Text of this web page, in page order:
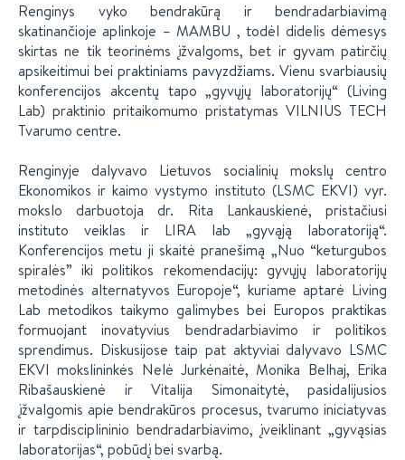
Renginys vyko bendrakūrą ir bendradarbiavimą
skatinančioje aplinkoje – MAMBU , todėl didelis dėmesys
skirtas ne tik teorinėms įžvalgoms, bet ir gyvam patirčių
apsikeitimui bei praktiniams pavyzdžiams. Vienu svarbiausių
konferencijos akcentų tapo „gyvųjų laboratorijų“ (Living
Lab) praktinio pritaikomumo pristatymas VILNIUS TECH
Tvarumo centre.
Renginyje dalyvavo Lietuvos socialinių mokslų centro
Ekonomikos ir kaimo vystymo instituto (LSMC EKVI) vyr.
mokslo darbuotoja dr. Rita Lankauskienė, pristačiusi
instituto veiklas ir LIRA lab „gyvąją laboratoriją“.
Konferencijos metu ji skaitė pranešimą „Nuo “keturgubos
spiralės” iki politikos rekomendacijų: gyvųjų laboratorijų
metodinės alternatyvos Europoje“, kuriame aptarė Living
Lab metodikos taikymo galimybes bei Europos praktikas
formuojant inovatyvius bendradarbiavimo ir politikos
sprendimus. Diskusijose taip pat aktyviai dalyvavo LSMC
EKVI mokslininkės Nelė Jurkėnaitė, Monika Belhaj, Erika
Ribašauskienė ir Vitalija Simonaitytė, pasidalijusios
įžvalgomis apie bendrakūros procesus, tvarumo iniciatyvas
ir tarpdisciplininio bendradarbiavimo, įveiklinant „gyvąsias
laboratorijas“, pobūdį bei svarbą.